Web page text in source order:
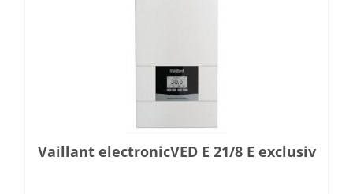
Vaillant electronicVED E 21/8 E exclusiv